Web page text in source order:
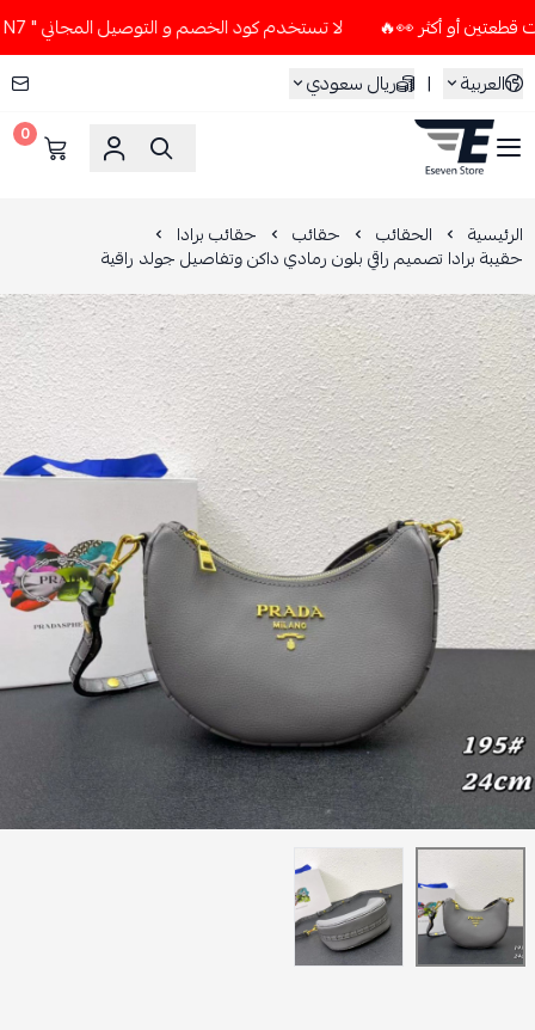
لا تستخدم كود الخصم و التوصيل المجاني " N7 " إلا إذا طلبت قطعتين أو أكثر 👀🔥
العربية
| ريال سعودي
ESEVEN STORE
0
الرئيسية الحقائب حقائب حقائب برادا
حقيبة برادا تصميم راقي بلون رمادي داكن وتفاصيل جولد راقية